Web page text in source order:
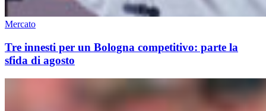
Mercato
Tre innesti per un Bologna competitivo: parte la
sfida di agosto